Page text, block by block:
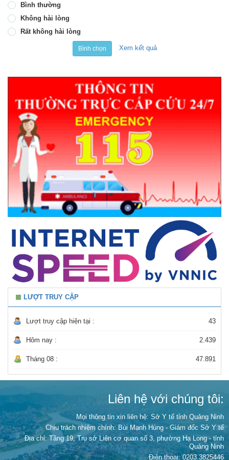
Bình thường
Không hài lòng
Rất không hài lòng
Bình chọn Xem kết quả
LƯỢT TRUY CẬP
Lượt truy cập hiện tại : 43
Hôm nay : 2.439
Tháng 08 : 47.891
Liên hệ với chúng tôi:
Mọi thông tin xin liên hệ: Sở Y tế tỉnh Quảng Ninh
Chịu trách nhiệm chính: Bùi Mạnh Hùng - Giám đốc Sở Y tế
Địa chỉ: Tầng 19, Trụ sở Liên cơ quan số 3, phường Hạ Long - tỉnh
Quảng Ninh
Điện thoại: 0203.3825446